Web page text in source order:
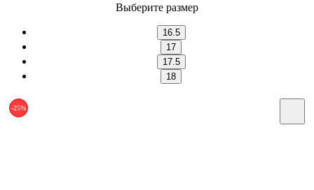
Выберите размер
16.5
17
17.5
18
-25%